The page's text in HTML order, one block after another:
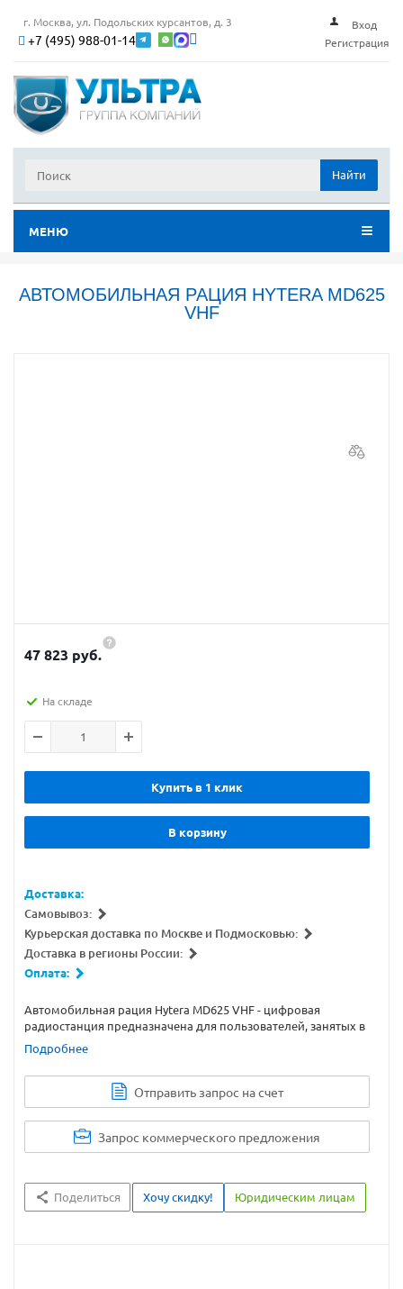
г. Москва, ул. Подольских курсантов, д. 3
+7 (495) 988-01-14
Вход
Регистрация
Найти
МЕНЮ
АВТОМОБИЛЬНАЯ РАЦИЯ HYTERA MD625
VHF
47 823 руб.
На складе
Купить в 1 клик
В корзину
Доставка:
Самовывоз:
Курьерская доставка по Москве и Подмосковью:
Доставка в регионы России:
Оплата:
Автомобильная рация Hytera MD625 VHF - цифровая
радиостанция предназначена для пользователей, занятых в
торговле и промышленности, таких как: такси, грузовые
автомобили, курьерские службы, школьные автобусы. VHF
(136-174 Мгц) с поддержкой DMR Tier II с мощностью 1 - 45 Вт.
Подробнее
Отправить запрос на счет
Запрос коммерческого предложения
Поделиться Хочу скидку! Юридическим лицам